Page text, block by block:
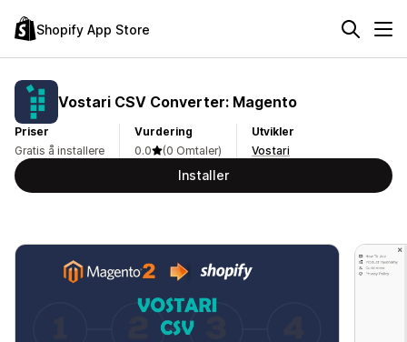
Shopify App Store
Vostari CSV Converter: Magento
Priser
Gratis å installere
Vurdering
0.0
(0 Omtaler)
Utvikler
Vostari
Installer